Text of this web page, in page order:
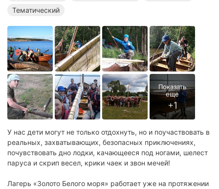
Тематический
У нас дети могут не только отдохнуть, но и поучаствовать в
реальных, захватывающих, безопасных приключениях,
почувствовать дно лодки, качающееся под ногами, шелест
паруса и скрип весел, крики чаек и звон мечей!
Лагерь «Золото Белого моря» работает уже на протяжении